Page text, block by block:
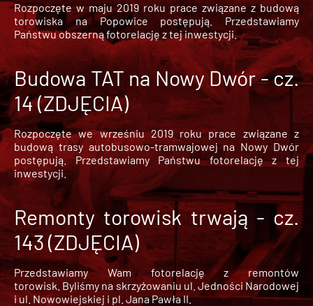
Rozpoczęte w maju 2019 roku prace związane z budową
torowiska na Popowice
postępują. Przedstawiamy
Państwu obszerną fotorelację z tej inwestycji.
Budowa TAT na Nowy Dwór - cz.
14 (ZDJĘCIA)
Rozpoczęte we wrześniu 2019 roku prace związane z
budową trasy autobusowo-tramwajowej na Nowy Dwór
postępują. Przedstawiamy Państwu fotorelację z tej
inwestycji.
Remonty torowisk trwają - cz.
143 (ZDJĘCIA)
Przedstawiamy Wam fotorelację z remontów
torowisk. Byliśmy na skrzyżowaniu ul. Jedności Narodowej
i ul. Nowowiejskiej i pl. Jana Pawła II.